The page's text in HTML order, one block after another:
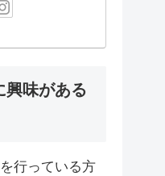
興味がある
行っている方